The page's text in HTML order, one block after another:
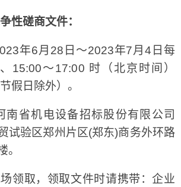
性磋商文件：
年6月28日～2023年7月4日每
15:00～17:00 时（北京时间）
假日除外）。
省机电设备招标股份有限公司
试验区郑州片区(郑东)商务外环路
。
取，领取文件时请携带：企业